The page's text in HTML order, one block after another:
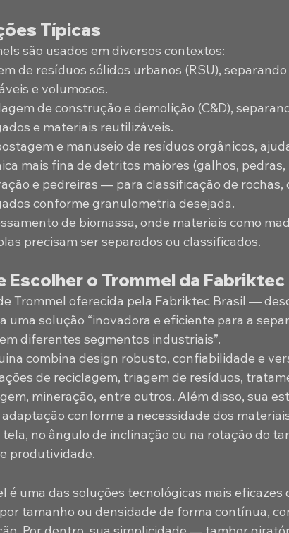
Típicas
são usados em diversos contextos:
de resíduos sólidos urbanos (RSU),
e volumosos.
de construção e demolição (C&D),
e materiais reutilizáveis.
e manuseio de resíduos orgânicos,
mais fina de detritos maiores (galhos, pedras,
e pedreiras — para classificação de rochas,
conforme granulometria desejada.
de biomassa, onde materiais como
precisam ser separados ou classificados.
Escolher o Trommel da Fabriktec
Trommel oferecida pela Fabriktec Brasil —
uma solução “inovadora e eficiente para a
diferentes segmentos industriais”.
combina design robusto, confiabilidade e
de reciclagem, triagem de resíduos,
mineração, entre outros. Além disso, sua
conforme a necessidade dos
tela, no ângulo de inclinação ou na rotação do
produtividade.
é uma das soluções tecnológicas mais
tamanho ou densidade de forma contínua,